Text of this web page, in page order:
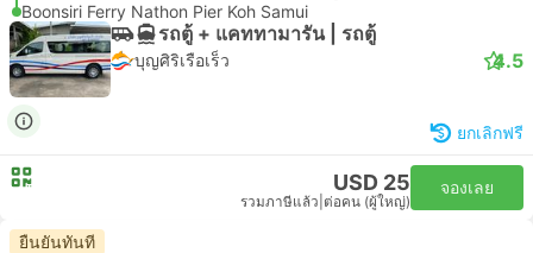
Boonsiri Ferry Nathon Pier Koh Samui
รถตู้ + แคททามารัน | รถตู้
บุญศิริเรือเร็ว 4.5
ยกเลิกฟรี
USD 25
รวมภาษีแล้ว ต่อคน (ผู้ใหญ่)
จองเลย
ยืนยันทันที